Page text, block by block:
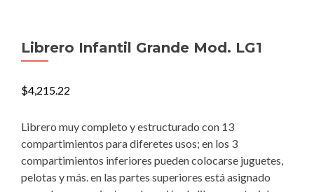
Librero Infantil Grande Mod. LG1
$4,215.22
Librero muy completo y estructurado con 13
compartimientos para diferetes usos; en los 3
compartimientos inferiores pueden colocarse juguetes,
pelotas y más. en las partes superiores está asignado